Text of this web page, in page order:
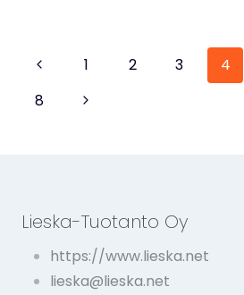
Sivunavigointi
Edellinen
sivu
1 2 3 4
8
Seuraava
Lieska-Tuotanto Oy
https://www.lieska.net
lieska@lieska.net